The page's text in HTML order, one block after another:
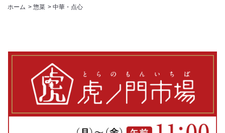
ホーム > 惣菜 > 中華・点心